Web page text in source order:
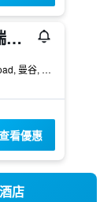
曼谷阿瑪瑞水門酒店
847 Petchburi Road, 曼谷, 泰國
看優惠
店